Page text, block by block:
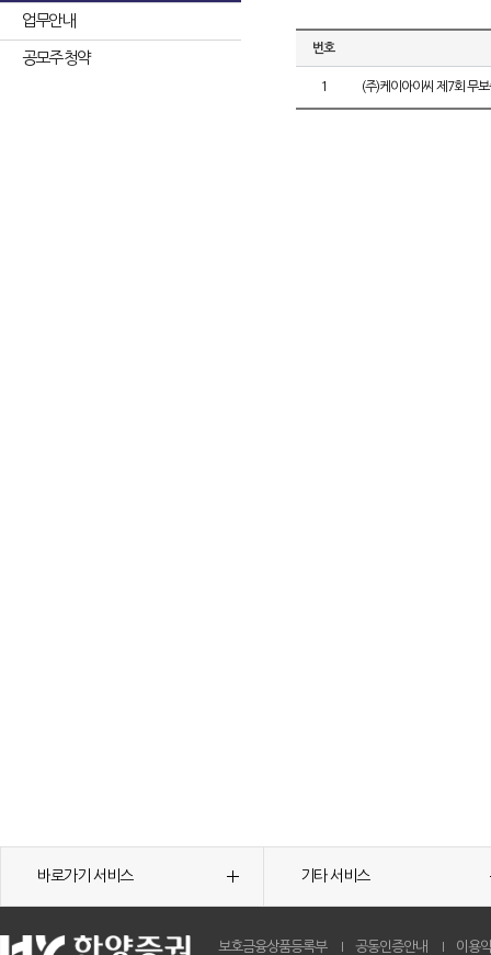
업무안내
공모주 청약
번호
1 (주)케이아이씨 제7회 무
바로가기 서비스 기타 서비스
보호금융상품등록부 공동인증안내 이용